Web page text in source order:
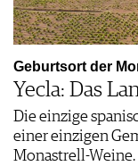
Geburtsort der
Yecla: Das
Die einzige
einer einzigen
Monastrell-Weine.